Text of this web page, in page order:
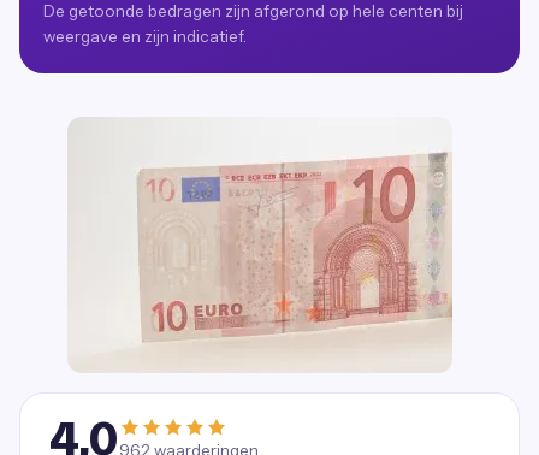
De getoonde bedragen zijn afgerond op hele centen bij
weergave en zijn indicatief.
4,0962 waarderingen